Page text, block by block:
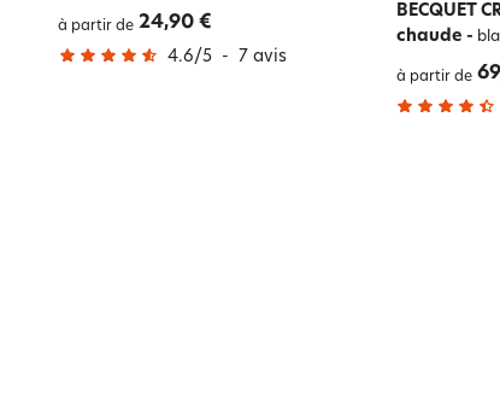
à partir de 24,90 €
4.6/5 - 7 avis
BECQUET
chaude -
à partir de